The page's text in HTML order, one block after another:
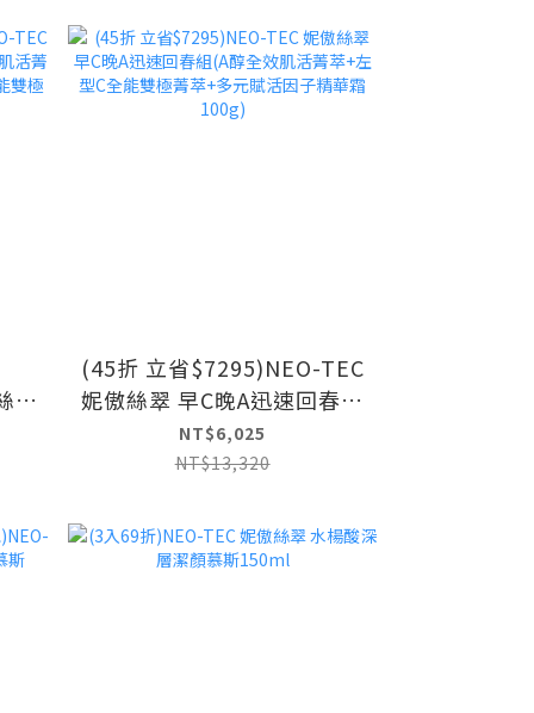
翠
(45折 立省$7295)NEO-TEC
妮傲絲翠 早C晚A迅速回春組
(A醇全效肌活菁萃+左型C全
能雙極菁萃+多元賦活因子精
NT$6,025
NT$13,320